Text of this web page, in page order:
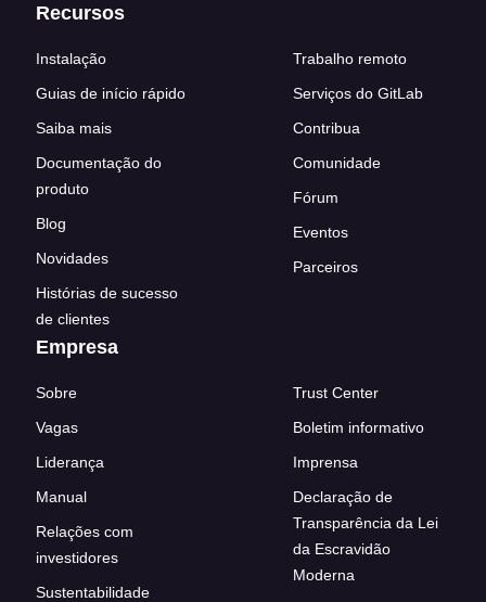
Recursos
Instalação
Guias de início rápido
Saiba mais
Documentação do
produto
Blog
Novidades
Histórias de sucesso
de clientes
Trabalho remoto
Serviços do GitLab
Contribua
Comunidade
Fórum
Eventos
Parceiros
Empresa
Sobre
Vagas
Liderança
Manual
Relações com
investidores
Sustentabilidade
Trust Center
Boletim informativo
Imprensa
Declaração de
Transparência da Lei
da Escravidão
Moderna